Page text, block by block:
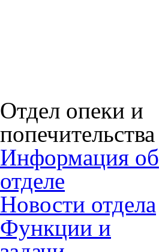
Отдел опеки и
попечительства
Информация об
отделе
Новости отдела
Функции и